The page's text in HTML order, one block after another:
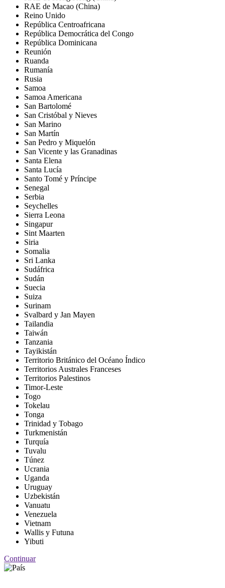
RAE de Macao (China)
Reino Unido
República Centroafricana
República Democrática del Congo
República Dominicana
Reunión
Ruanda
Rumanía
Rusia
Samoa
Samoa Americana
San Bartolomé
San Cristóbal y Nieves
San Marino
San Martín
San Pedro y Miquelón
San Vicente y las Granadinas
Santa Elena
Santa Lucía
Santo Tomé y Príncipe
Senegal
Serbia
Seychelles
Sierra Leona
Singapur
Sint Maarten
Siria
Somalia
Sri Lanka
Sudáfrica
Sudán
Suecia
Suiza
Surinam
Svalbard y Jan Mayen
Tailandia
Taiwán
Tanzania
Tayikistán
Territorio Británico del Océano Índico
Territorios Australes Franceses
Territorios Palestinos
Timor-Leste
Togo
Tokelau
Tonga
Trinidad y Tobago
Turkmenistán
Turquía
Tuvalu
Túnez
Ucrania
Uganda
Uruguay
Uzbekistán
Vanuatu
Venezuela
Vietnam
Wallis y Futuna
Yibuti
Continuar